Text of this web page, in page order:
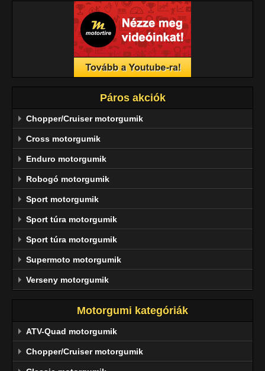
Páros akciók
Chopper/Cruiser motorgumik
Cross motorgumik
Enduro motorgumik
Robogó motorgumik
Sport motorgumik
Sport túra motorgumik
Sport túra motorgumik
Supermoto motorgumik
Verseny motorgumik
Motorgumi kategóriák
ATV-Quad motorgumik
Chopper/Cruiser motorgumik